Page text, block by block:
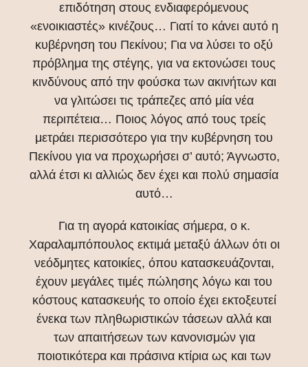
επιδότηση στους ενδιαφερόμενους
«ενοικιαστές» κινέζους… Γιατί το κάνει αυτό η
κυβέρνηση του Πεκίνου; Για να λύσει το οξύ
πρόβλημα της στέγης, για να εκτονώσει τους
κινδύνους από την φούσκα των ακινήτων και
να γλιτώσει τις τράπεζες από μία νέα
περιπέτεια… Ποιος λόγος από τους τρείς
μετράει περισσότερο για την κυβέρνηση του
Πεκίνου για να προχωρήσει σ’ αυτό; Άγνωστο,
αλλά έτσι κι αλλιώς δεν έχει και πολύ σημασία
αυτό…
Για τη αγορά κατοικίας σήμερα, ο κ.
Χαραλαμπόπουλος εκτιμά μεταξύ άλλων ότι οι
νεόδμητες κατοικίες, όπου κατασκευάζονται,
έχουν μεγάλες τιμές πώλησης λόγω και του
κόστους κατασκευής το οποίο έχει εκτοξευτεί
ένεκα των πληθωριστικών τάσεων αλλά και
των απαιτήσεων των κανονισμών για
ποιοτικότερα και πράσινα κτίρια ως και των